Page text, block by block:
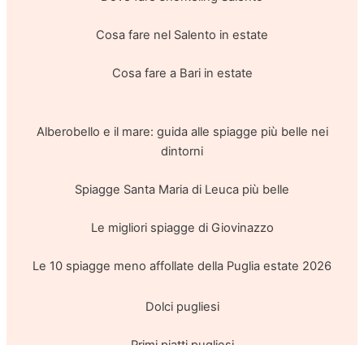
Cosa fare nel Salento in estate
Cosa fare a Bari in estate
Alberobello e il mare: guida alle spiagge più belle nei
dintorni
Spiagge Santa Maria di Leuca più belle
Le migliori spiagge di Giovinazzo
Le 10 spiagge meno affollate della Puglia estate 2026
Dolci pugliesi